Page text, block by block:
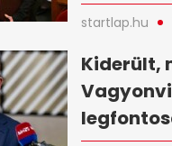
startlap.hu
Kiderült,